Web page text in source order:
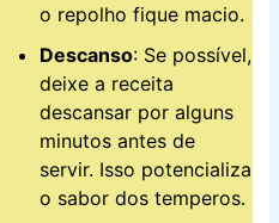
o repolho fique macio.
Descanso: Se possível,
deixe a receita
descansar por alguns
minutos antes de
servir. Isso potencializa
o sabor dos temperos.